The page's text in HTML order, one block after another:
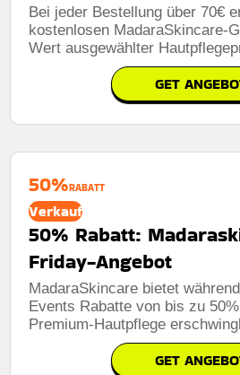
Bei jeder Bestellung über 70€
kostenlosen MadaraSkincare-
Wert ausgewählter
GET
50%RABATT
Verkauf
50% Rabatt:
Friday-Angebot
MadaraSkincare bietet
Events Rabatte von bis zu
Premium-Hautpflege
GET